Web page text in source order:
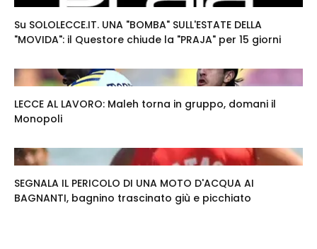
Su SOLOLECCE.IT. UNA "BOMBA" SULL'ESTATE DELLA
"MOVIDA": il Questore chiude la "PRAJA" per 15 giorni
LECCE AL LAVORO: Maleh torna in gruppo, domani il
Monopoli
SEGNALA IL PERICOLO DI UNA MOTO D'ACQUA AI
BAGNANTI, bagnino trascinato giù e picchiato